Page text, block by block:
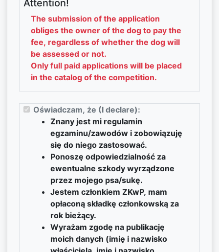
Attention!
The submission of the application
obliges the owner of the dog to pay the
fee, regardless of whether the dog will
be assessed or not.
Only full paid applications will be placed
in the catalog of the competition.
Oświadczam, że (I declare):
Znany jest mi regulamin
egzaminu/zawodów i zobowiązuję
się do niego zastosować.
Ponoszę odpowiedzialność za
ewentualne szkody wyrządzone
przez mojego psa/sukę.
Jestem członkiem ZKwP, mam
opłaconą składkę członkowską za
rok bieżący.
Wyrażam zgodę na publikację
moich danych (imię i nazwisko